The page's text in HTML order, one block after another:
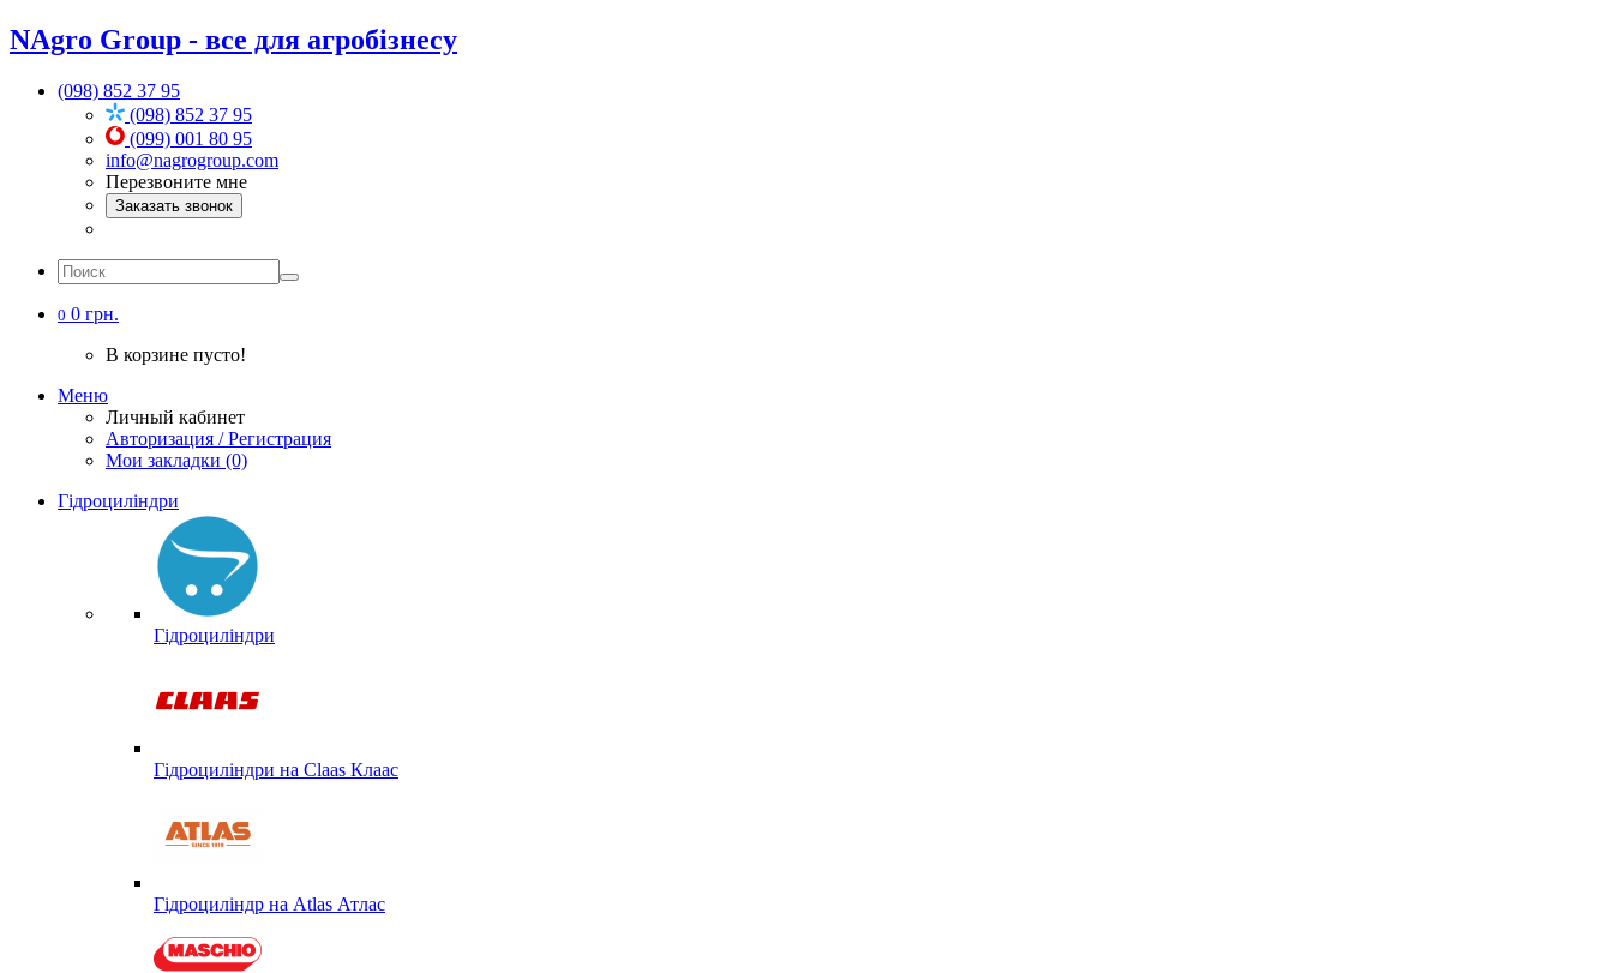
NAgro Group - все для агробізнесу
(098) 852 37 95
(098) 852 37 95
(099) 001 80 95
info@nagrogroup.com
Перезвоните мне
Заказать звонок
0 0 грн.
В корзине пусто!
Меню
Личный кабинет
Авторизация / Регистрация
Мои закладки (0)
Гідроциліндри
Гідроциліндри
Гідроциліндри на Claas Клаас
Гідроциліндр на Atlas Атлас